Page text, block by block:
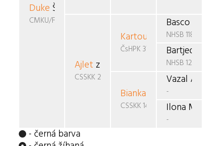
Duke Šedý vítr
CMKU/FBO/618
Ajlet z Flander
CSSKK 285/92
Kartouch Bartjeda
ČsHPK 37/89/85/89
Bianka Ilonav.d.
CSSKK 143/91/90
Basco v.
NHSB 1186817
Bartjeda
NHSB 1240956
Vazal
-
Ilona Mieke
-
- černá barva